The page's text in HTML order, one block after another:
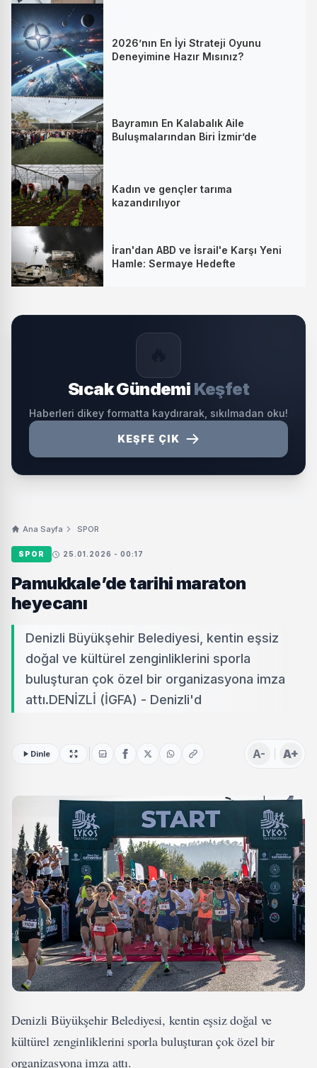
2026’nın En İyi Strateji Oyunu
Deneyimine Hazır Mısınız?
Bayramın En Kalabalık Aile
Buluşmalarından Biri İzmir’de
Kadın ve gençler tarıma
kazandırılıyor
İran'dan ABD ve İsrail'e Karşı Yeni
Hamle: Sermaye Hedefte
Sıcak Gündemi Keşfet
Haberleri dikey formatta kaydırarak, sıkılmadan oku!
KEŞFE ÇIK
Ana Sayfa SPOR
SPOR 25.01.2026 - 00:17
Pamukkale’de tarihi maraton
heyecanı
Denizli Büyükşehir Belediyesi, kentin eşsiz
doğal ve kültürel zenginliklerini sporla
buluşturan çok özel bir organizasyona imza
attı.DENİZLİ (İGFA) - Denizli'd
Dinle A- A+
Denizli Büyükşehir Belediyesi, kentin eşsiz doğal ve
kültürel zenginliklerini sporla buluşturan çok özel bir
organizasyona imza attı.